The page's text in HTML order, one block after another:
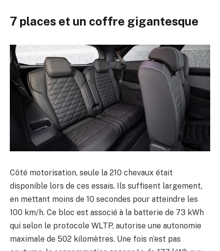
7 places et un coffre gigantesque
Côté motorisation, seule la 210 chevaux était
disponible lors de ces essais. Ils suffisent largement,
en mettant moins de 10 secondes pour atteindre les
100 km/h. Ce bloc est associé à la batterie de 73 kWh
qui selon le protocole WLTP, autorise une autonomie
maximale de 502 kilomètres. Une fois n’est pas